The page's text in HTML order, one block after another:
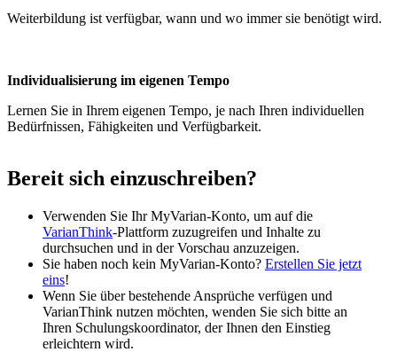
Weiterbildung ist verfügbar, wann und wo immer sie benötigt wird.
Individualisierung im eigenen Tempo
Lernen Sie in Ihrem eigenen Tempo, je nach Ihren individuellen
Bedürfnissen, Fähigkeiten und Verfügbarkeit.
Bereit sich einzuschreiben?
Verwenden Sie Ihr MyVarian-Konto, um auf die
VarianThink-Plattform zuzugreifen und Inhalte zu
durchsuchen und in der Vorschau anzuzeigen.
Sie haben noch kein MyVarian-Konto? Erstellen Sie jetzt
eins!
Wenn Sie über bestehende Ansprüche verfügen und
VarianThink nutzen möchten, wenden Sie sich bitte an
Ihren Schulungskoordinator, der Ihnen den Einstieg
erleichtern wird.